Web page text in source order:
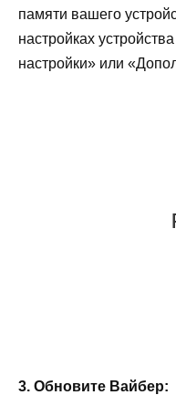
памяти вашего
настройках
настройки» или
3. Обновите Вайбер: